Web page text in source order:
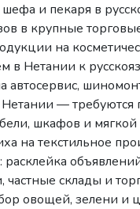
и пекаря в
в крупные
на
в Нетании к
автосервис,
— требуются
шкафов и
на текстильное
частные склады и
овощей, зелени и